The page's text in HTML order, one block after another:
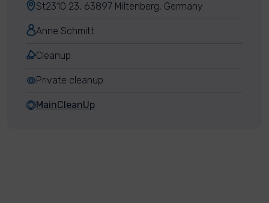
St2310 23, 63897 Miltenberg, Germany
Anne Schmitt
Cleanup
Private cleanup
MainCleanUp